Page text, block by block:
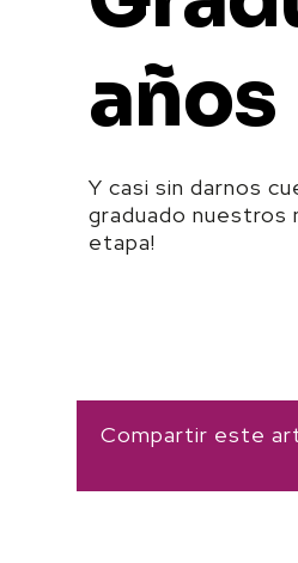
años
Y casi sin darnos
graduado nuestros
etapa!
Compartir este